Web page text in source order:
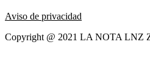
Aviso de privacidad
Copyright @ 2021 LA NOTA LNZ